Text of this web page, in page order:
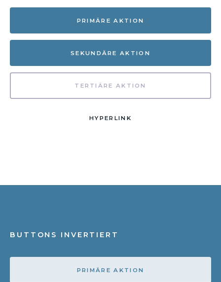
PRIMÄRE AKTION
SEKUNDÄRE AKTION
TERTIÄRE AKTION
HYPERLINK
BUTTONS INVERTIERT
PRIMÄRE AKTION